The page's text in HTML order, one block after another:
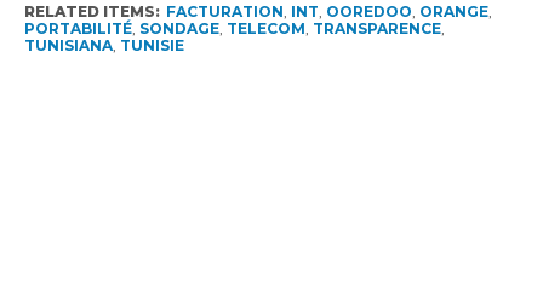
RELATED ITEMS: FACTURATION INT OOREDOO ORANGE,
PORTABILITÉ, SONDAGE, TELECOM TRANSPARENCE,
TUNISIANA, TUNISIE